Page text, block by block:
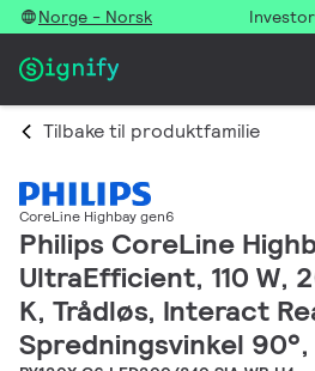
Norge - Norsk
Tilbake til produktfamilie
CoreLine Highbay gen6
Philips CoreLine
UltraEfficient, 110 W,
K, Trådløs, Interact
Spredningsvinkel 90°,